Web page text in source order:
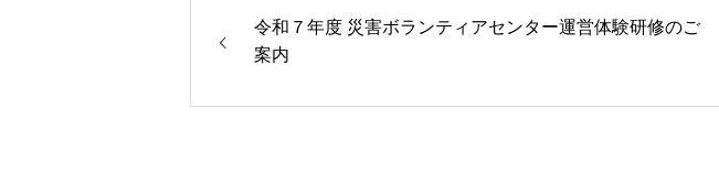
令和７年度 災害ボランティアセンター運営体験研修のご
案内